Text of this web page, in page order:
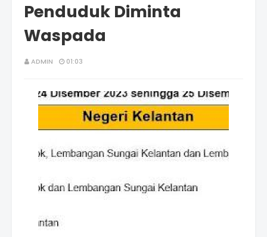
Penduduk Diminta
Waspada
ADMIN 01:03